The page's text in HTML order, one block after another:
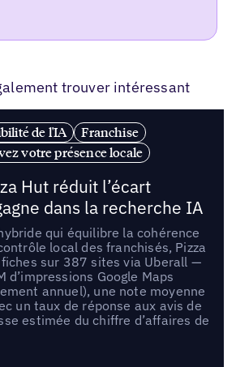
trouver intéressant
de l'IA
Franchise
votre présence locale
Hut réduit l’écart
dans la recherche IA
qui équilibre la cohérence
local des franchisés, Pizza
sur 387 sites via Uberall —
Google Maps
annuel), une note moyenne
un taux de réponse aux avis de
estimée du chiffre d’affaires de